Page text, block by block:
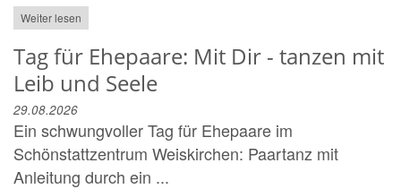
Weiter lesen
Tag für Ehepaare: Mit Dir - tanzen mit
Leib und Seele
29.08.2026
Ein schwungvoller Tag für Ehepaare im
Schönstattzentrum Weiskirchen: Paartanz mit
Anleitung durch ein ...